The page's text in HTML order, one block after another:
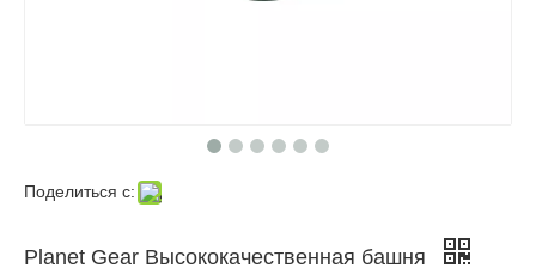
Поделиться с:
Planet Gear Высококачественная башня